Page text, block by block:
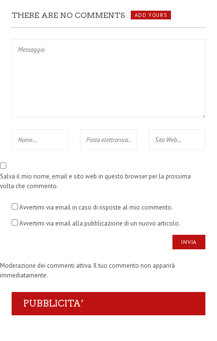
THERE ARE NO COMMENTS ADD YOURS
Salva il mio nome, email e sito web in questo browser per la prossima
volta che commento.
Avvertimi via email in caso di risposte al mio commento.
Avvertimi via email alla pubblicazione di un nuovo articolo.
Moderazione dei commenti attiva. Il tuo commento non apparirà
immediatamente.
PUBBLICITA’